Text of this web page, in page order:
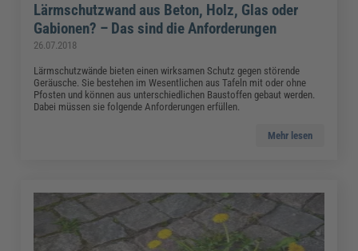
Lärmschutzwand aus Beton, Holz, Glas oder
Gabionen? – Das sind die Anforderungen
26.07.2018
Lärmschutzwände bieten einen wirksamen Schutz gegen störende
Geräusche. Sie bestehen im Wesentlichen aus Tafeln mit oder ohne
Pfosten und können aus unterschiedlichen Baustoffen gebaut werden.
Dabei müssen sie folgende Anforderungen erfüllen.
Mehr lesen